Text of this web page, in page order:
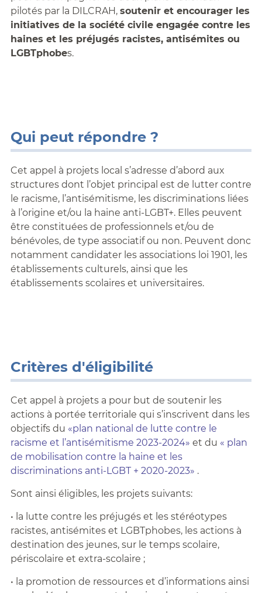
pilotés par la DILCRAH, soutenir et encourager les
initiatives de la société civile engagée contre les
haines et les préjugés racistes, antisémites ou
LGBTphobes.
Qui peut répondre ?
Cet appel à projets local s’adresse d’abord aux
structures dont l’objet principal est de lutter contre
le racisme, l’antisémitisme, les discriminations liées
à l’origine et/ou la haine anti-LGBT+. Elles peuvent
être constituées de professionnels et/ou de
bénévoles, de type associatif ou non. Peuvent donc
notamment candidater les associations loi 1901, les
établissements culturels, ainsi que les
établissements scolaires et universitaires.
Critères d'éligibilité
Cet appel à projets a pour but de soutenir les
actions à portée territoriale qui s’inscrivent dans les
objectifs du «plan national de lutte contre le
racisme et l’antisémitisme 2023-2024» et du « plan
de mobilisation contre la haine et les
discriminations anti-LGBT + 2020-2023» .
Sont ainsi éligibles, les projets suivants:
• la lutte contre les préjugés et les stéréotypes
racistes, antisémites et LGBTphobes, les actions à
destination des jeunes, sur le temps scolaire,
périscolaire et extra-scolaire ;
• la promotion de ressources et d’informations ainsi